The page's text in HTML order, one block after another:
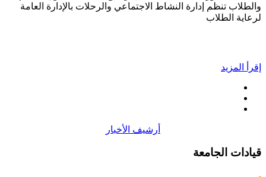
والطلاب تنظم إدارة النشاط الاجتماعي والرحلات بالإدارة العامة
لرعاية الطلاب
إقرأ المزيد
أرشيف الأخبار
قيادات الجامعة